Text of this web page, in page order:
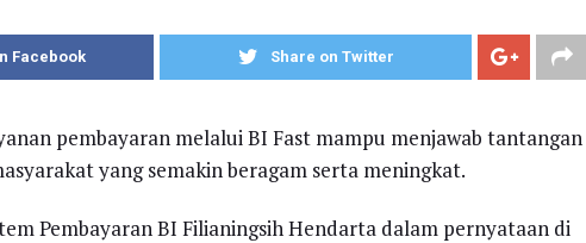
Facebook Share on Twitter
pembayaran melalui BI Fast mampu menjawab tantangan
yang semakin beragam serta meningkat.
Pembayaran BI Filianingsih Hendarta dalam pernyataan di